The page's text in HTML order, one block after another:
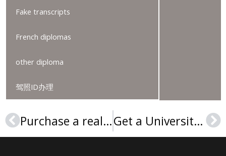
Fake transcripts
French diplomas
other diploma
驾照ID办理
Prev Purchase a realistic Birkbeck College degree, 购买高质量的伦敦大学伯贝克学院学位证书 Get a University of Brighton degree in 2024, 订购2024年最新版本布莱顿大学文凭毕业证